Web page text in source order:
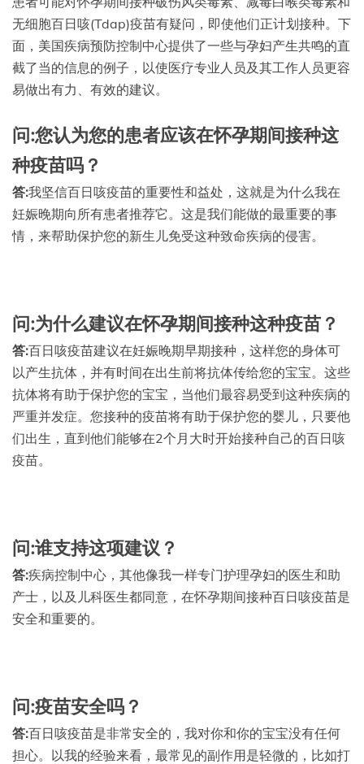
无细胞百日咳(Tdap)疫苗有疑问，即使他们正计划接种。下
面，美国疾病预防控制中心提供了一些与孕妇产生共鸣的直
截了当的信息的例子，以使医疗专业人员及其工作人员更容
易做出有力、有效的建议。
问:您认为您的患者应该在怀孕期间接种这
种疫苗吗？
答:我坚信百日咳疫苗的重要性和益处，这就是为什么我在
妊娠晚期向所有患者推荐它。这是我们能做的最重要的事
情，来帮助保护您的新生儿免受这种致命疾病的侵害。
问:为什么建议在怀孕期间接种这种疫苗？
答:百日咳疫苗建议在妊娠晚期早期接种，这样您的身体可
以产生抗体，并有时间在出生前将抗体传给您的宝宝。这些
抗体将有助于保护您的宝宝，当他们最容易受到这种疾病的
严重并发症。您接种的疫苗将有助于保护您的婴儿，只要他
们出生，直到他们能够在2个月大时开始接种自己的百日咳
疫苗。
问:谁支持这项建议？
答:疾病控制中心，其他像我一样专门护理孕妇的医生和助
产士，以及儿科医生都同意，在怀孕期间接种百日咳疫苗是
安全和重要的。
问:疫苗安全吗？
答:百日咳疫苗是非常安全的，我对你和你的宝宝没有任何
担心。以我的经验来看，最常见的副作用是轻微的，比如打